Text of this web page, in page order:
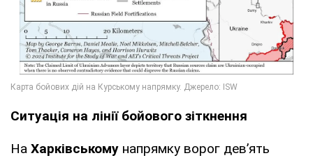
Ситуація на лінії бойового зіткнення
На Харківському напрямку ворог дев’ять